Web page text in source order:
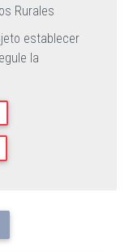
Rurales
establecer
la